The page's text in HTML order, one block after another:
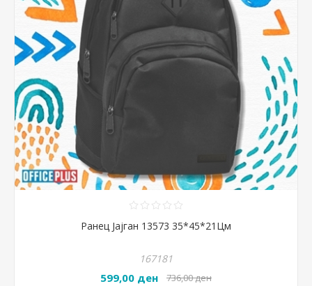
Ранец Јајган 13573 35*45*21Цм
167181
599,00 ден 736,00 ден